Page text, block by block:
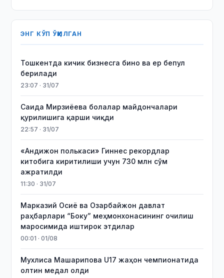
ЭНГ КЎП ЎҚИЛГАН
Тошкентда кичик бизнесга бино ва ер бепул
берилади
23:07 · 31/07
Саида Мирзиёева болалар майдончалари
қурилишига қарши чиқди
22:57 · 31/07
«Андижон полькаси» Гиннес рекордлар
китобига киритилиши учун 730 млн сўм
ажратилди
11:30 · 31/07
Марказий Осиё ва Озарбайжон давлат
раҳбарлари “Боку” меҳмонхонасининг очилиш
маросимида иштирок этдилар
00:01 · 01/08
Мухлиса Машарипова U17 жаҳон чемпионатида
олтин медал олди